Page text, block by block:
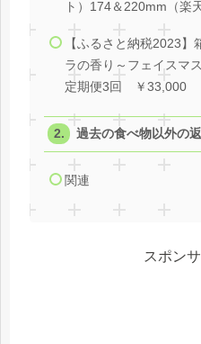
ト）174＆220mm（
【ふるさと納税2023
ラの香り～フェイスマ
定期便3回 ￥33,000
過去の食べ物以外の
関連
スポン